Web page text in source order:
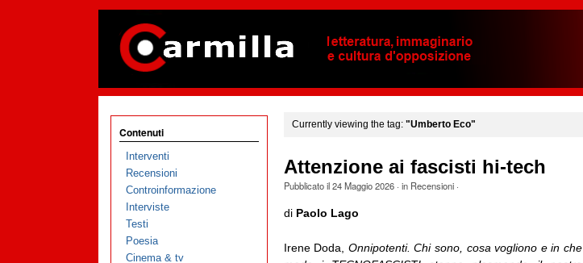
Currently viewing the tag: "Umberto Eco"
Attenzione ai fascisti hi-tech
Pubblicato il24 Maggio 2026· in Recensioni·
di Paolo Lago
Irene Doda, Onnipotenti. Chi sono, cosa vogliono e in che
Contenuti
Interventi
Recensioni
Controinformazione
Interviste
Testi
Poesia
Cinema & tv